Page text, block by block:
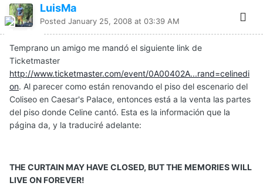
LuisMa
Posted January 25, 2008 at 03:39 AM
Temprano un amigo me mandó el siguiente link de
Ticketmaster
http://www.ticketmaster.com/event/0A00402A...rand=celinedi
on. Al parecer como están renovando el piso del escenario del
Coliseo en Caesar's Palace, entonces está a la venta las partes
del piso donde Celine cantó. Esta es la información que la
página da, y la traduciré adelante:
THE CURTAIN MAY HAVE CLOSED, BUT THE MEMORIES WILL
LIVE ON FOREVER!